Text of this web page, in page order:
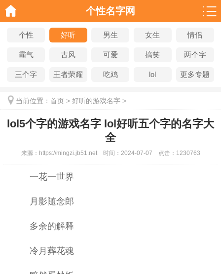
个性名字网
个性 好听 男生 女生 情侣
霸气 古风 可爱 搞笑 两个字
三个字 王者荣耀 吃鸡 lol 更多专题
当前位置： 首页 > 好听的游戏名字 >
lol5个字的游戏名字 lol好听五个字的名字大
全
来源： https://mingzi.jb51.net 时间： 2024-07-07 点击： 1230763
一花一世界
月影随念郎
多余的解释
冷月葬花魂